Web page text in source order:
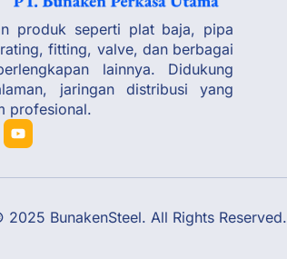
produk seperti plat baja, pipa
fitting, valve, dan berbagai
lainnya. Didukung
jaringan distribusi yang
profesional.
BunakenSteel. All Rights Reserved.